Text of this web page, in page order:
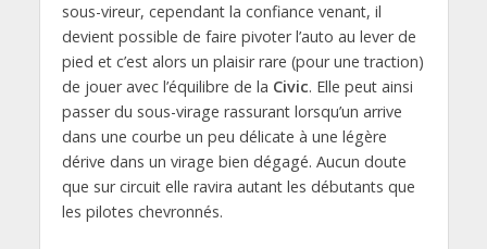
sous-vireur, cependant la confiance venant, il
devient possible de faire pivoter l’auto au lever de
pied et c’est alors un plaisir rare (pour une traction)
de jouer avec l’équilibre de la Civic. Elle peut ainsi
passer du sous-virage rassurant lorsqu’un arrive
dans une courbe un peu délicate à une légère
dérive dans un virage bien dégagé. Aucun doute
que sur circuit elle ravira autant les débutants que
les pilotes chevronnés.